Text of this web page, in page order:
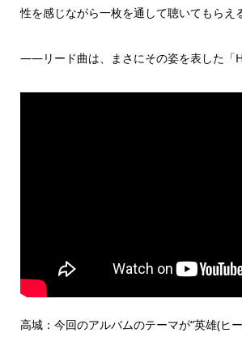
性を感じながら一枚を通して聴いてもらえ
――リード曲は、まさにその姿を表した「
高城：今回のアルバムのテーマが“英雄(ヒ